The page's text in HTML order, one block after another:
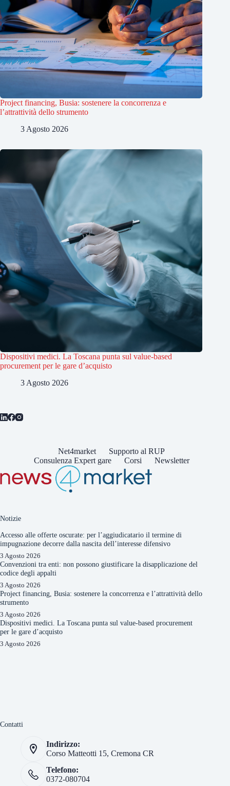
Project financing, Busia: sostenere la concorrenza e
l’attrattività dello strumento
3 Agosto 2026
Dispositivi medici. La Toscana punta sul value-based
procurement per le gare d’acquisto
3 Agosto 2026
Net4market
Supporto al RUP
Consulenza Expert gare
Corsi Newsletter
Notizie
Accesso alle offerte oscurate: per l’aggiudicatario il termine di
impugnazione decorre dalla nascita dell’interesse difensivo
3 Agosto 2026
Convenzioni tra enti: non possono giustificare la disapplicazione del
codice degli appalti
3 Agosto 2026
Project financing, Busia: sostenere la concorrenza e l’attrattività dello
strumento
3 Agosto 2026
Dispositivi medici. La Toscana punta sul value-based procurement
per le gare d’acquisto
3 Agosto 2026
Contatti
Indirizzo:
Corso Matteotti 15, Cremona CR
Telefono:
0372-080704